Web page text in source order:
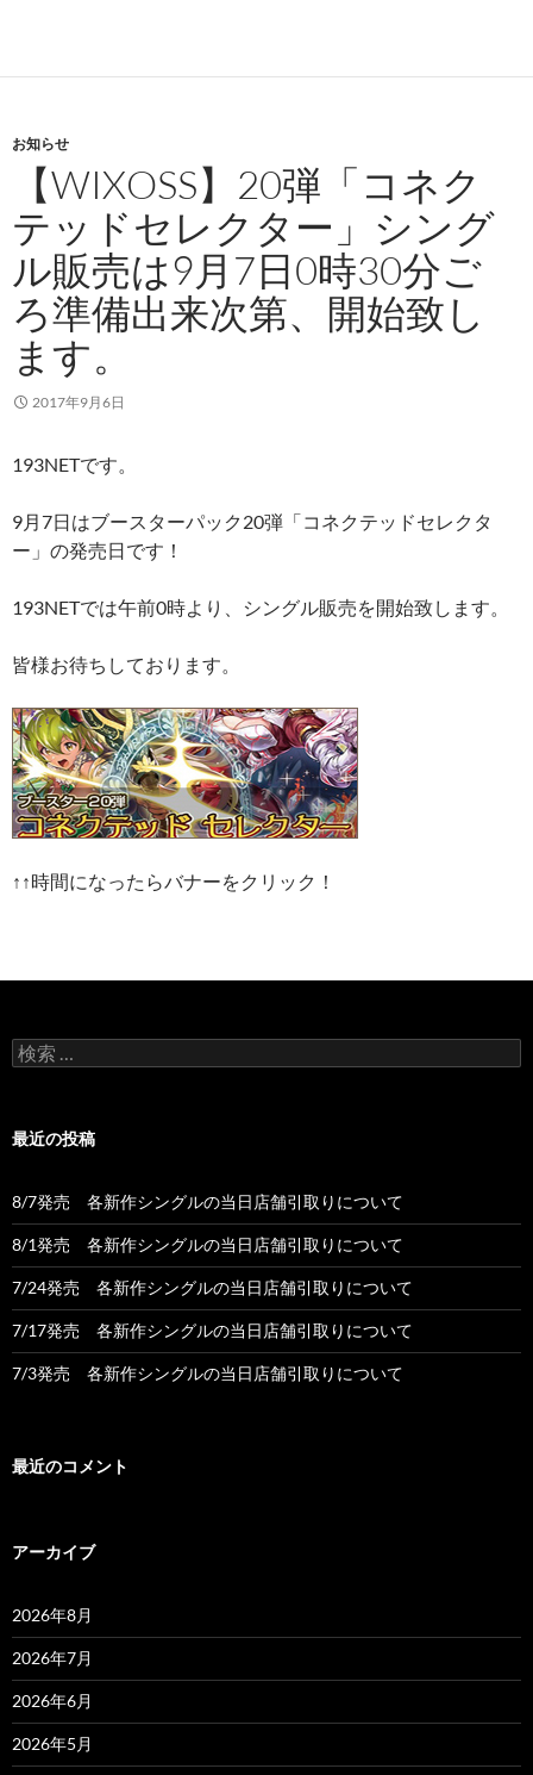
お知らせ
【WIXOSS】20弾「コネク
テッドセレクター」シング
ル販売は9月7日0時30分ご
ろ準備出来次第、開始致し
ます。
2017年9月6日
193NETです。
9月7日はブースターパック20弾「コネクテッドセレクタ
ー」の発売日です！
193NETでは午前0時より、シングル販売を開始致します。
皆様お待ちしております。
↑↑時間になったらバナーをクリック！
検
索:
最近の投稿
8/7発売 各新作シングルの当日店舗引取りについて
8/1発売 各新作シングルの当日店舗引取りについて
7/24発売 各新作シングルの当日店舗引取りについて
7/17発売 各新作シングルの当日店舗引取りについて
7/3発売 各新作シングルの当日店舗引取りについて
最近のコメント
アーカイブ
2026年8月
2026年7月
2026年6月
2026年5月